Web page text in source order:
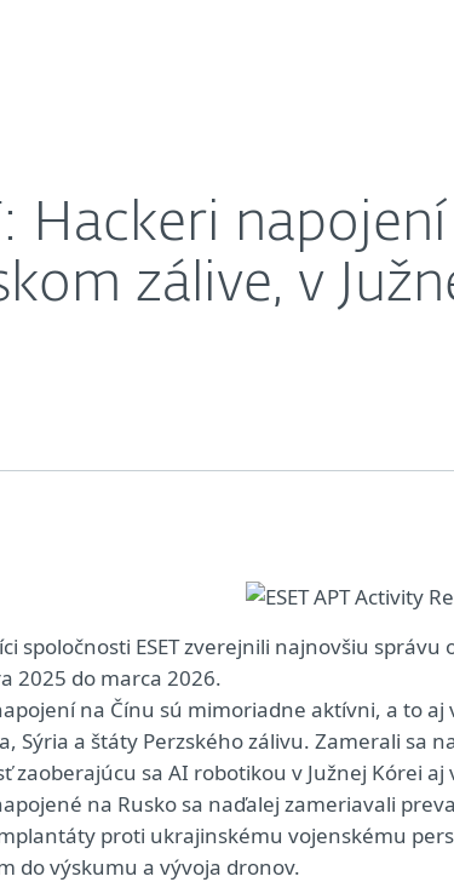
Hackeri
zálive, v
spoločnosti ESET zverejnili najnovšiu
2025 do marca 2026.
na Čínu sú mimoriadne aktívni, a to aj
Sýria a štáty Perzského zálivu. Zamerali sa
zaoberajúcu sa AI robotikou v Južnej Kórei aj
na Rusko sa naďalej zameriavali
proti ukrajinskému vojenskému
do výskumu a vývoja dronov.